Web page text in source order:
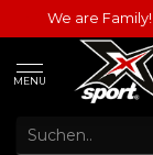
We are Family!
MENU